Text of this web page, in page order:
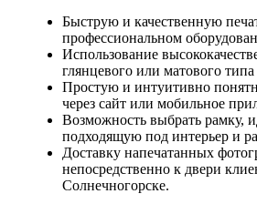
Быструю и качественную
профессиональном
Использование
глянцевого или матового
Простую и интуитивно
через сайт или мобильное
Возможность выбрать рамку,
подходящую под интерьер и
Доставку напечатанных
непосредственно к двери
Солнечногорске.